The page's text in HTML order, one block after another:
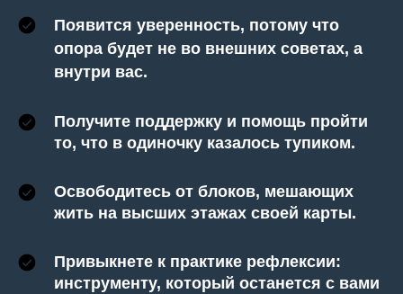
Появится уверенность, потому что
опора будет не во внешних советах, а
внутри вас.
Получите поддержку и помощь пройти
то, что в одиночку казалось тупиком.
Освободитесь от блоков, мешающих
жить на высших этажах своей карты.
Привыкнете к практике рефлексии:
инструменту, который останется с вами